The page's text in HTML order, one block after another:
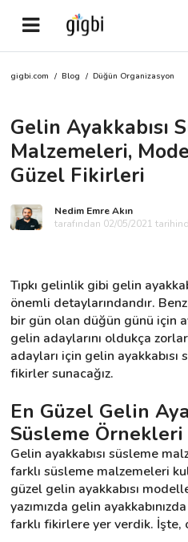
Anasayfa
Giriş Yap
Kayıt Ol
Kategoriler
🧐 Nasıl Çalışır?
🌟 Müşteri Değerlendirmeleri
Destek
İletişim
Kariyer
Blog
gigbi.com / Blog / Düğün Organizasyon
Gelin Ayakkabısı
Malzemeleri,
Güzel Fikirleri
Nedim Emre Akın
tarafından 02/05/2021
Tıpkı gelinlik gibi gelin
önemli detaylarındandır.
bir gün olan düğün günü için
gelin adaylarını oldukça
adayları için gelin ayakkabısı
fikirler sunacağız.
En Güzel Gelin
Süsleme Örnekleri
Gelin ayakkabısı süsleme
farklı süsleme malzemeleri
güzel gelin ayakkabısı
yazımızda gelin
farklı fikirlere yer verdik. İşte,